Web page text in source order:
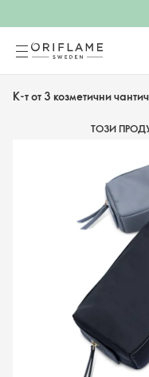
К-т от 3 козметични
ТОЗИ